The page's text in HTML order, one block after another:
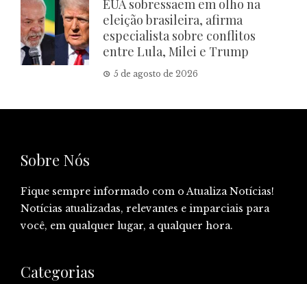
EUA sobressaem em olho na
eleição brasileira, afirma
especialista sobre conflitos
entre Lula, Milei e Trump
5 de agosto de 2026
Sobre Nós
Fique sempre informado com o Atualiza Notícias!
Notícias atualizadas, relevantes e imparciais para
você, em qualquer lugar, a qualquer hora.
Categorias